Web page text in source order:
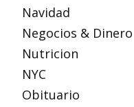
Navidad
Negocios & Dinero
Nutricion
NYC
Obituario